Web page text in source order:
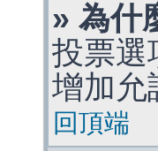
» 為什
投票選
增加允
回頂端